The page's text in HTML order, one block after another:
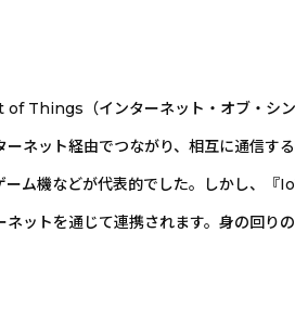
Things（インターネット・オブ・シ
ネット経由でつながり、相互に通信する
ム機などが代表的でした。しかし、
ットを通じて連携されます。身の回